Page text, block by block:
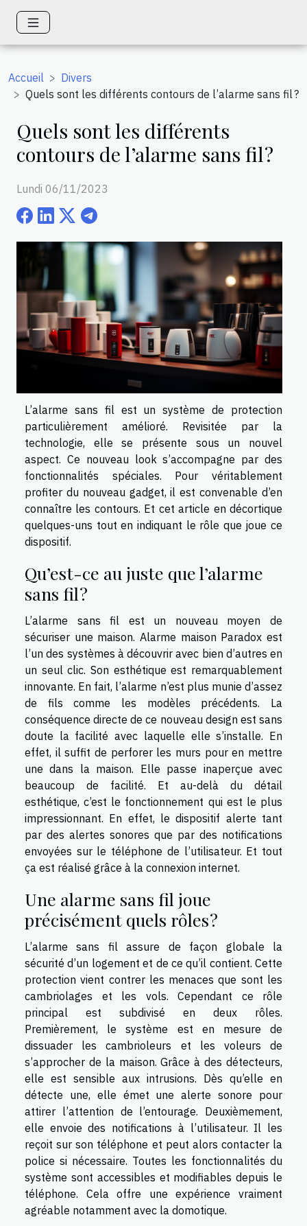
Accueil
Divers
Quels sont les différents contours de l’alarme sans fil ?
Quels sont les différents
contours de l’alarme sans fil ?
Lundi 06/11/2023
L’alarme sans fil est un système de protection
particulièrement amélioré. Revisitée par la
technologie, elle se présente sous un nouvel
aspect. Ce nouveau look s’accompagne par des
fonctionnalités spéciales. Pour véritablement
profiter du nouveau gadget, il est convenable d’en
connaître les contours. Et cet article en décortique
quelques-uns tout en indiquant le rôle que joue ce
dispositif.
Qu’est-ce au juste que l’alarme
sans fil ?
L’alarme sans fil est un nouveau moyen de
sécuriser une maison. Alarme maison Paradox est
l’un des systèmes à découvrir avec bien d’autres en
un seul clic. Son esthétique est remarquablement
innovante. En fait, l’alarme n’est plus munie d’assez
de fils comme les modèles précédents. La
conséquence directe de ce nouveau design est sans
doute la facilité avec laquelle elle s’installe. En
effet, il suffit de perforer les murs pour en mettre
une dans la maison. Elle passe inaperçue avec
beaucoup de facilité. Et au-delà du détail
esthétique, c’est le fonctionnement qui est le plus
impressionnant. En effet, le dispositif alerte tant
par des alertes sonores que par des notifications
envoyées sur le téléphone de l’utilisateur. Et tout
ça est réalisé grâce à la connexion internet.
Une alarme sans fil joue
précisément quels rôles ?
L’alarme sans fil assure de façon globale la
sécurité d’un logement et de ce qu’il contient. Cette
protection vient contrer les menaces que sont les
cambriolages et les vols. Cependant ce rôle
principal est subdivisé en deux rôles.
Premièrement, le système est en mesure de
dissuader les cambrioleurs et les voleurs de
s’approcher de la maison. Grâce à des détecteurs,
elle est sensible aux intrusions. Dès qu’elle en
détecte une, elle émet une alerte sonore pour
attirer l’attention de l’entourage. Deuxièmement,
elle envoie des notifications à l’utilisateur. Il les
reçoit sur son téléphone et peut alors contacter la
police si nécessaire. Toutes les fonctionnalités du
système sont accessibles et modifiables depuis le
téléphone. Cela offre une expérience vraiment
agréable notamment avec la domotique.